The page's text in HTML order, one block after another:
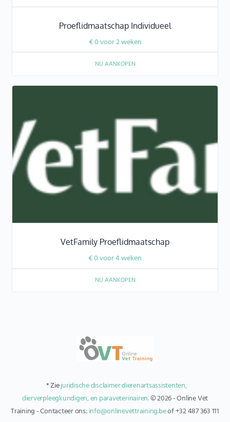
Proeflidmaatschap Individueel
€0voor 2 weken
NU AANKOPEN
VetFamily Proeflidmaatschap
€0voor 4 weken
NU AANKOPEN
* Ziejuridische disclaimer dierenartsassistenten,
dierverpleegkundigen, en paraveterinairen.© 2026 - Online Vet
Training - Contacteer ons:info@onlinevettraining.beof +32 487 363 111